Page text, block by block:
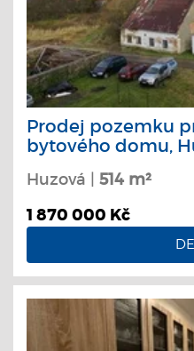
Prodej pozemku
bytového domu,
Huzová | 514 m²
1 870 000 Kč